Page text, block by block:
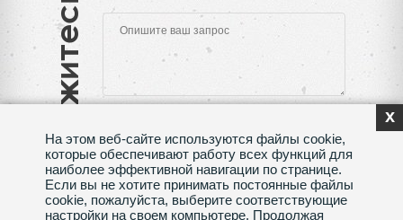
Нажимая на кнопку "Отправить", Вы даете согласие
на обработку своихперсональных данных
x
На этом веб-сайте используются файлы cookie,
которые обеспечивают работу всех функций для
наиболее эффективной навигации по странице.
Если вы не хотите принимать постоянные файлы
cookie, пожалуйста, выберите соответствующие
настройки на своем компьютере. Продолжая